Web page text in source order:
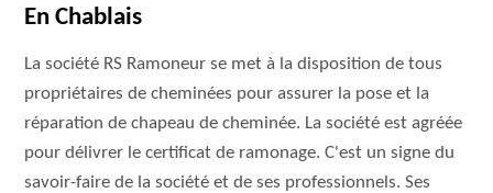
En Chablais
La société RS Ramoneur se met à la disposition de tous
propriétaires de cheminées pour assurer la pose et la
réparation de chapeau de cheminée. La société est agréée
pour délivrer le certificat de ramonage. C'est un signe du
savoir-faire de la société et de ses professionnels. Ses